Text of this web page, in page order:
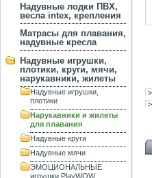
Надувные лодки ПВХ,
весла intex, крепления
Матрасы для плавания,
надувные кресла
Надувные игрушки,
плотики, круги, мячи,
нарукавники, жилеты
Надувные игрушки,
плотики
Нарукавники и жилеты
для плавания
Надувные круги
Надувные мячи
ЭМОЦИОНАЛЬНЫЕ
игрушки PlayWOW